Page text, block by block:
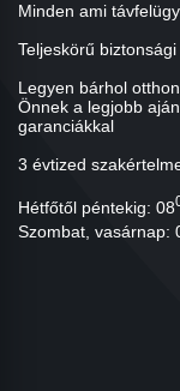
Minden ami
Teljeskörű
Legyen bárhol
Önnek a legjobb
garanciákkal
3 évtized
Hétfőtől péntekig: 08
Szombat, vasárnap: